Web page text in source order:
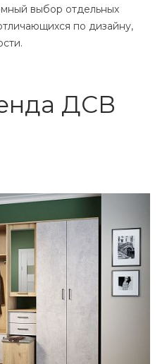
выбор отдельных
по дизайну,
ДСВ